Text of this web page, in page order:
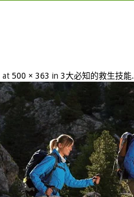
at 500 × 363 in 3大必知的救生技能.